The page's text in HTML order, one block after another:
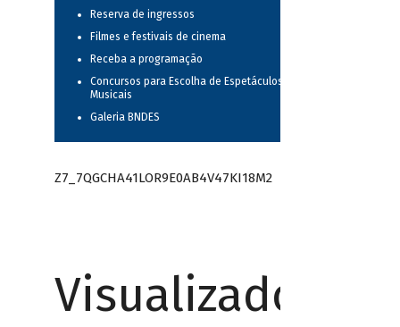
Reserva de ingressos
Filmes e festivais de cinema
Receba a programação
Concursos para Escolha de Espetáculos
Musicais
Galeria BNDES
Z7_7QGCHA41LOR9E0AB4V47KI18M2
Visualizador